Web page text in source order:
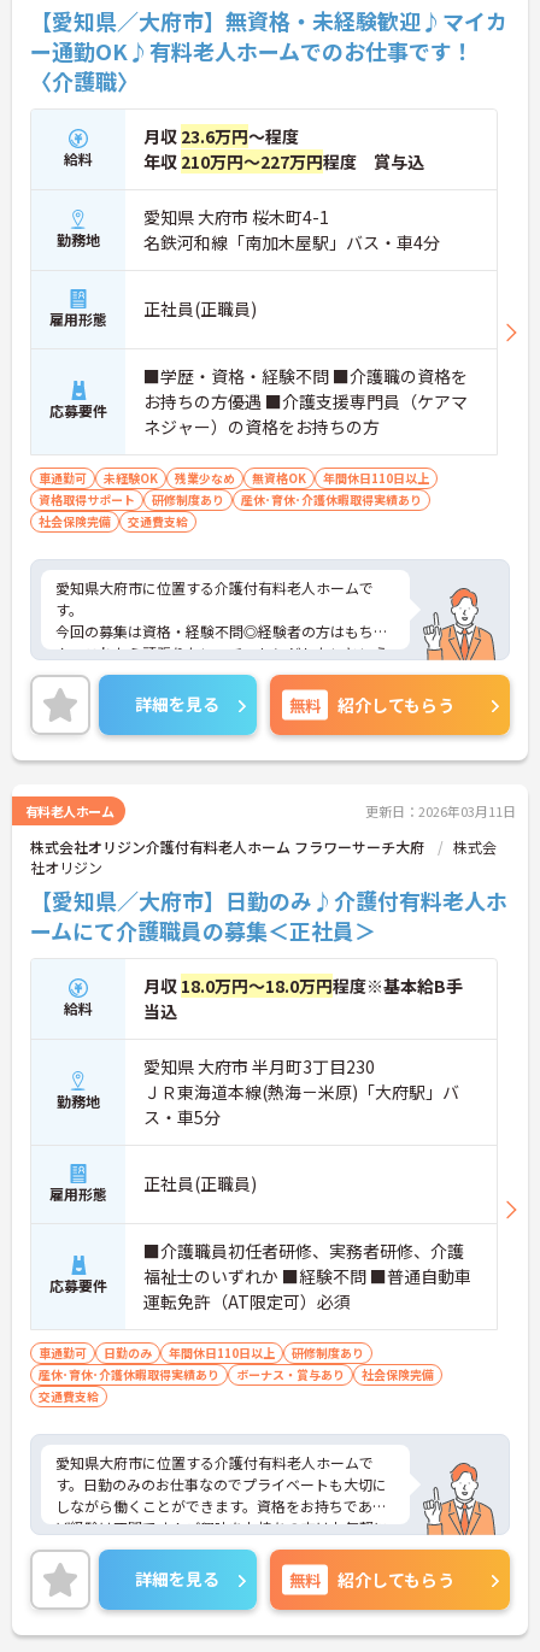
【愛知県／大府市】無資格・未経験歓迎♪マイカ
ー通勤OK♪有料老人ホームでのお仕事です！
〈介護職〉
給料
月収 23.6万円～程度
年収 210万円～227万円程度 賞与込
勤務地
愛知県 大府市 桜木町4-1
名鉄河和線「南加木屋駅」バス・車4分
雇用形態 正社員(正職員)
応募要件
■学歴・資格・経験不問 ■介護職の資格を
お持ちの方優遇 ■介護支援専門員（ケアマ
ネジャー）の資格をお持ちの方
車通勤可 未経験OK 残業少なめ 無資格OK
年間休日110日以上
資格取得サポート
研修制度あり
産休･育休･介護休暇取得実績あり
社会保険完備
交通費支給
愛知県大府市に位置する介護付有料老人ホームで
す。
今回の募集は資格・経験不問◎経験者の方はもちろ
ん、これから頑張りたい、チャレンジしたいという
方にもオススメの求人です。
残業少なめなので出勤日でもプライベートの時間を
確保して頂けますよ◎
またマイカー通勤OKなので、通勤のストレスが少な
いのも嬉しいポイントです。
トをお伝えしますのでお気軽にお問い合わせくださ
いませ。
詳細を見る 無料 紹介してもらう
有料老人ホーム 更新日：2026年03月11日
株式会社オリジン介護付有料老人ホーム フラワーサーチ大府
株式会
社オリジン
【愛知県／大府市】日勤のみ♪介護付有料老人ホ
ームにて介護職員の募集＜正社員＞
給料
月収 18.0万円～18.0万円程度※基本給B手
当込
勤務地
愛知県 大府市 半月町3丁目230
ＪＲ東海道本線(熱海－米原)「大府駅」バ
ス・車5分
雇用形態 正社員(正職員)
応募要件
■介護職員初任者研修、実務者研修、介護
福祉士のいずれか ■経験不問 ■普通自動車
運転免許（AT限定可）必須
車通勤可 日勤のみ 年間休日110日以上
研修制度あり
産休･育休･介護休暇取得実績あり
ボーナス・賞与あり
社会保険完備
交通費支給
愛知県大府市に位置する介護付有料老人ホームで
す。日勤のみのお仕事なのでプライベートも大切に
しながら働くことができます。資格をお持ちであれ
ば経験は不問です！ご興味をお持ちの方はお気軽に
お問い合わせください。
詳細を見る 無料 紹介してもらう